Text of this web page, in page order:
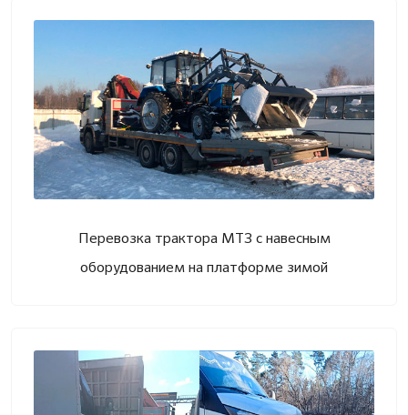
Перевозка трактора МТЗ с навесным
оборудованием на платформе зимой